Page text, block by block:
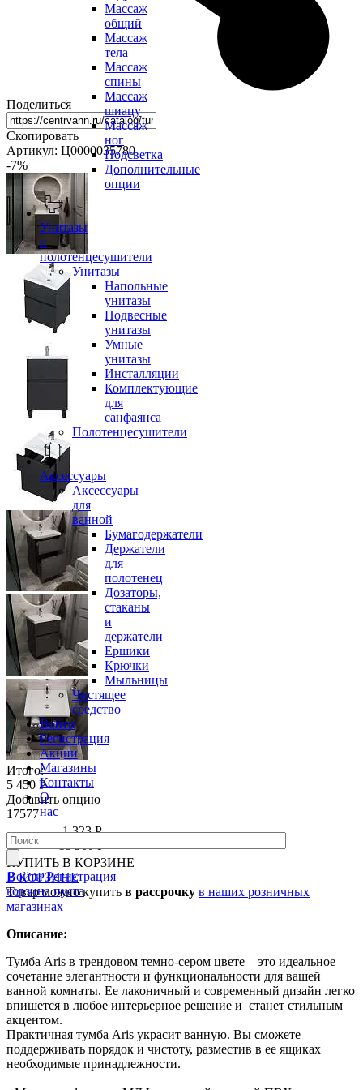
Массаж
общий
Массаж
тела
Массаж
спины
Массаж
шиацу
Массаж
ног
Подсветка
Дополнительные
опции
Унитазы
и
полотенцесушители
Унитазы
Напольные
унитазы
Подвесные
унитазы
Умные
унитазы
Инсталляции
Комплектующие
для
санфаянса
Полотенцесушители
Аксессуары
Аксессуары
для
ванной
Бумагодержатели
Держатели
для
полотенец
Дозаторы,
стаканы
и
держатели
Ершики
Крючки
Мыльницы
Чистящее
средство
Войти
Регистрация
Акции
Магазины
Контакты
О
нас
Войти Регистрация
корзина пуста
Поделиться
Скопировать
Артикул: Ц0000035780
-7%
Итого:
5 450 Р
Добавить опцию
17577
17 577 Р
-1 323 Р
18 900 Р
КУПИТЬ В КОРЗИНЕ
В КОРЗИНЕ
Товар можно купить в рассрочку в наших розничных
магазинах
Описание:
Тумба Aris в трендовом темно-сером цвете – это идеальное
сочетание элегантности и функциональности для вашей
ванной комнаты. Ее лаконичный и современный дизайн легко
впишется в любое интерьерное решение и станет стильным
акцентом.
Практичная тумба Aris украсит ванную. Вы сможете
поддерживать порядок и чистоту, разместив в ее ящиках
необходимые принадлежности.